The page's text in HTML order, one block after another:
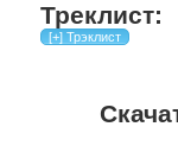
Треклист: